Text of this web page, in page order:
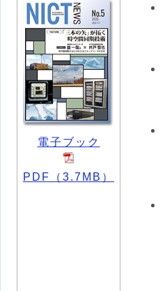
電子ブック
PDF（3.7MB）